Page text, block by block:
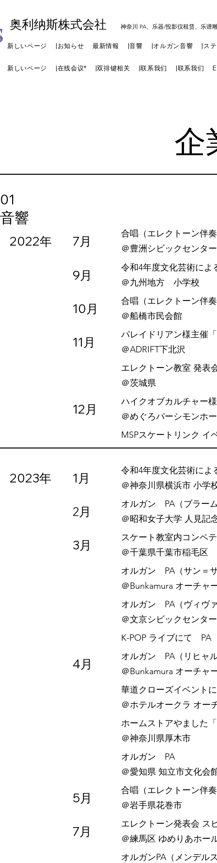
奥利纳斯株式会社 神奈川 PA、乐器/投影仪租赁、乐谱
新しいページ |お知らせ 最新情報 |音響 |オルガン音響 |ス
新しいページ |在线会议* |双排键相关 |联系我们 |联系我们
企
01
音響
2022年
合唱（エレクトーン伴
＠豊洲シビックセンタ
7月
9月
令和4年度文化芸術に
​＠九州地方 小学校
合唱（エレクトーン伴
​＠船橋市民会館
10月
11月
パレイドリアン様主催
​＠ADRIFT下北沢
エレクトーン教室 発表
​＠茨城県
12月
ハイクオブカルチャー
＠めぐろパーシモンホ
MSPスケートリンク
令和4年度文化芸術に
＠神奈川県横浜市 小学
2023年 1月
オルガン PA（ブラー
＠昭和女子大学 人見記
2月
スケート教室内コンペ
​＠千葉県千葉市稲毛区
3月
オルガン PA（サン＝
＠Bunkamura オーチャ
オルガン PA（ヴィヴ
＠文京シビックセンタ
K-POP ライブにて PA
オルガン PA（リヒャ
＠Bunkamura オーチャ
4月
華道クローズイベント
＠ホテルオークラ オー
ホームストアやました
​＠神奈川県厚木市
オルガン PA
＠愛知県 知立市文化会
合唱（エレクトーン伴
​＠岩手県花巻市
5月
エレクトーン発表会 ス
＠練馬区 ゆめりあホー
7月
オルガンPA（メンデル